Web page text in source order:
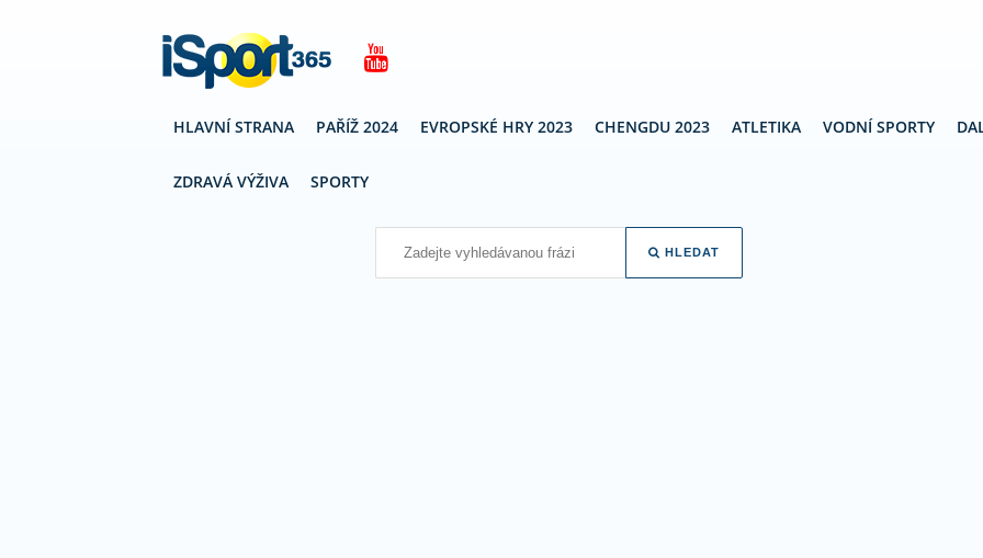
HLAVNÍ STRANA PAŘÍŽ 2024 EVROPSKÉ HRY 2023 CHENGDU 2023 ATLETIKA VODNÍ SPORTY
ZDRAVÁ VÝŽIVA SPORTY
Vyhledávání
HLEDAT